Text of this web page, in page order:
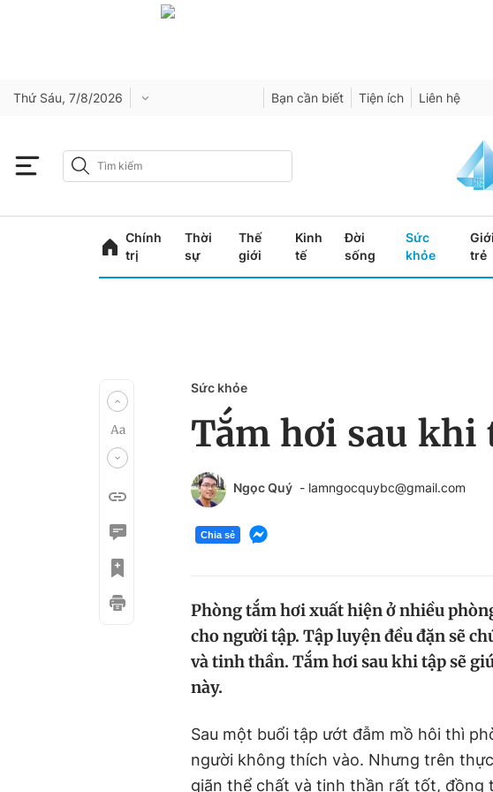
Thứ Sáu, 7/8/2026 Bạn cần biết Tiện ích Liên hệ
Chính
trị
Thời
sự
Thế
giới
Kinh
tế
Đời
sống
Sức
khỏe
Giới
trẻ
Sức khỏe
Tắm hơi sau khi
Ngọc Quý - lamngocquybc@gmail.com
Chia sẻ
Phòng tắm hơi xuất hiện ở nhiều
cho người tập. Tập luyện đều đặn sẽ
và tinh thần. Tắm hơi sau khi tập sẽ
này.
Sau một buổi tập ướt đẫm mồ hôi thì
người không thích vào. Nhưng trên
giãn thể chất và tinh thần rất tốt, đồng